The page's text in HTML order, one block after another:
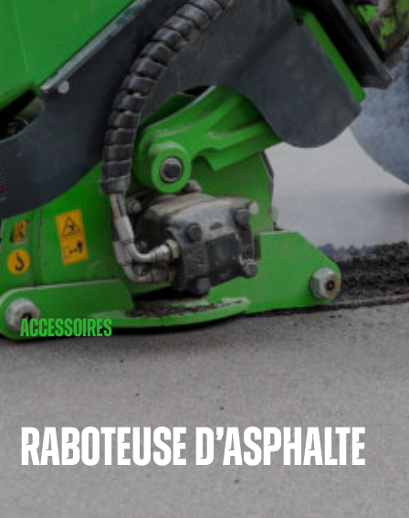
ACCESSOIRES
RABOTEUSE D’ASPHALTE